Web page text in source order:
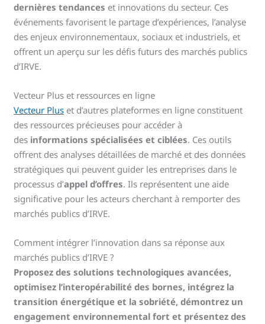
dernières tendances et innovations du secteur. Ces
événements favorisent le partage d’expériences, l’analyse
des enjeux environnementaux, sociaux et industriels, et
offrent un aperçu sur les défis futurs des marchés publics
d’IRVE.
Vecteur Plus et ressources en ligne
Vecteur Plus et d’autres plateformes en ligne constituent
des ressources précieuses pour accéder à
des informations spécialisées et ciblées. Ces outils
offrent des analyses détaillées de marché et des données
stratégiques qui peuvent guider les entreprises dans le
processus d’appel d’offres. Ils représentent une aide
significative pour les acteurs cherchant à remporter des
marchés publics d’IRVE.
Comment intégrer l’innovation dans sa réponse aux
marchés publics d’IRVE ?
Proposez des solutions technologiques avancées,
optimisez l’interopérabilité des bornes, intégrez la
transition énergétique et la sobriété, démontrez un
engagement environnemental fort et présentez des